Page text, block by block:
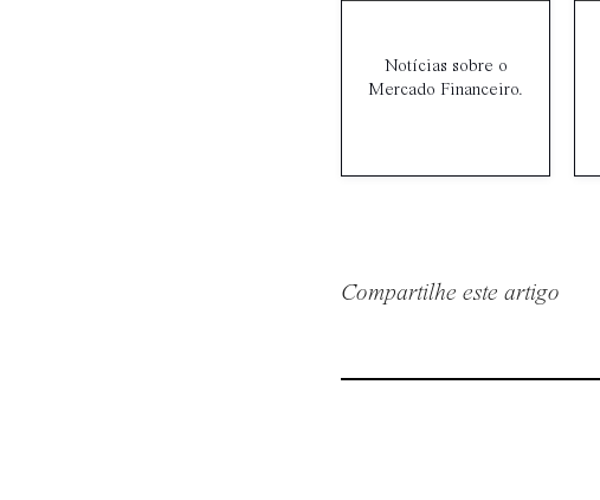
Notícias sobre o
Mercado Financeiro.
Compartilhe este artigo